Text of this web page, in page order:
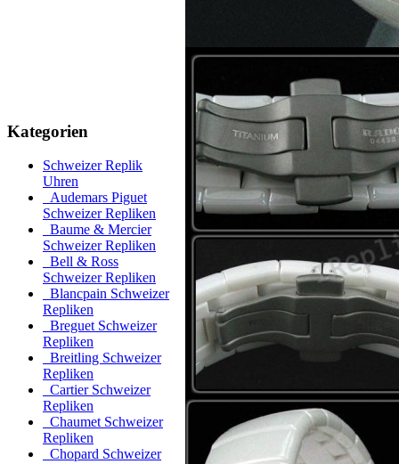
Kategorien
Schweizer Replik
Uhren
Audemars Piguet
Schweizer Repliken
Baume & Mercier
Schweizer Repliken
Bell & Ross
Schweizer Repliken
Blancpain Schweizer
Repliken
Breguet Schweizer
Repliken
Breitling Schweizer
Repliken
Cartier Schweizer
Repliken
Chaumet Schweizer
Repliken
Chopard Schweizer